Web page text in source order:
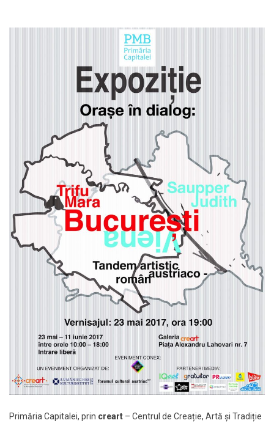
Primăria Capitalei, prin creart – Centrul de Creație, Artă și Tradiție